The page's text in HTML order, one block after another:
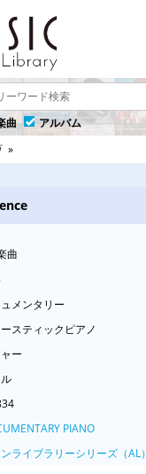
曲
アルバム
曲
ュメンタリー
スティックピアノ
ャー
ル
PIANO
ライブラリーシリーズ（AL）